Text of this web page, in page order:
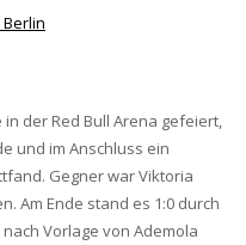
der Red Bull Arena gefeiert,
und im Anschluss ein
Gegner war Viktoria
Am Ende stand es 1:0 durch
Vorlage von Ademola